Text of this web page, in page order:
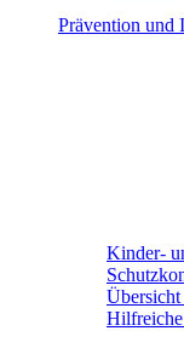
Prävention und
Kinder-
Übersicht